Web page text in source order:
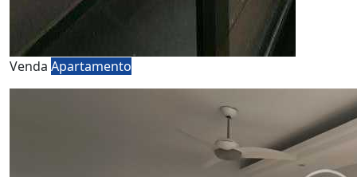
Venda Apartamento